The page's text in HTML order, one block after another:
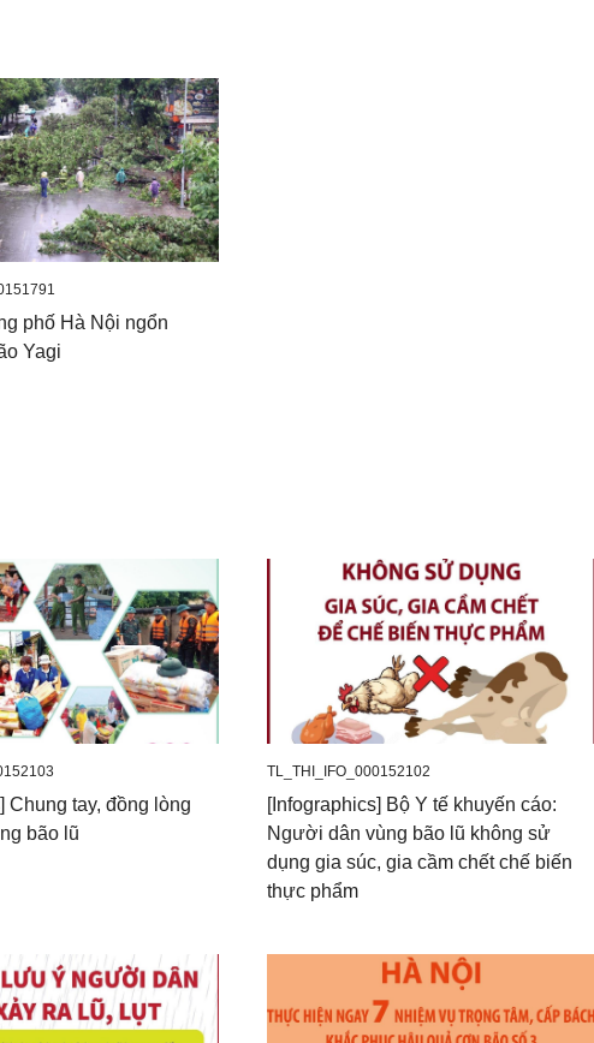
phố Hà Nội ngổn
Yagi
Chung tay, đồng lòng
bão lũ
TL_THI_IFO_000152102
[Infographics] Bộ Y tế khuyến cáo:
Người dân vùng bão lũ không sử
dụng gia súc, gia cầm chết chế biến
thực phẩm